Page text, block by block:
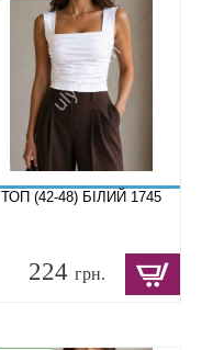
ТОП (42-48) БІЛИЙ 1745
224грн.